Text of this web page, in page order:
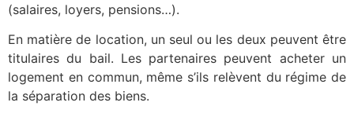
(salaires, loyers, pensions…).
En matière de location, un seul ou les deux peuvent être
titulaires du bail. Les partenaires peuvent acheter un
logement en commun, même s’ils relèvent du régime de
la séparation des biens.